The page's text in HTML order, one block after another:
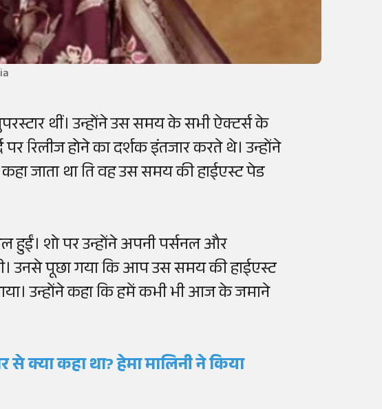
थीं। उन्होंने उस समय के सभी ऐक्टर्स के
रिलीज होने का दर्शक इंतजार करते थे। उन्होंने
जाता था ति वह उस समय की हाईएस्ट पेड
हुईं। शो पर उन्होंने अपनी पर्सनल और
उनसे पूछा गया कि आप उस समय की हाईएस्ट
उन्होंने कहा कि हमें कभी भी आज के जमाने
से क्या कहा था? हेमा मालिनी ने किया